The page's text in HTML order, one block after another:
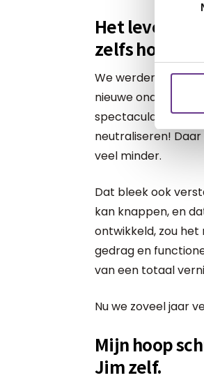
Het leven
zelfs hoop
We werden lid van
nieuwe
spectaculaire
neutraliseren!
veel minder.
Dat bleek ook
kan knappen, en
ontwikkeld, zou
gedrag en
van een totaal
Nu we zoveel jaar
Mijn hoop
Jim zelf.